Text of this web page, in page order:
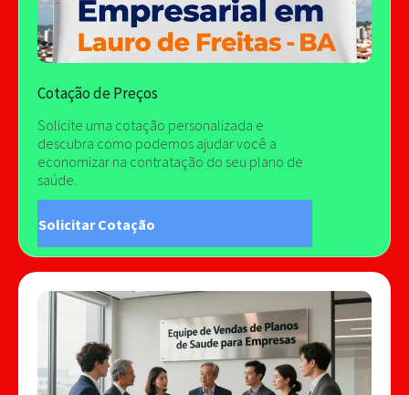
Cotação de Preços
Solicite uma cotação personalizada e
descubra como podemos ajudar você a
economizar na contratação do seu plano de
saúde.
Solicitar Cotação